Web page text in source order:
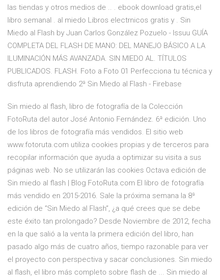
las tiendas y otros medios de .. . ebook download gratis,el
libro semanal . al miedo Libros electrnicos gratis y . Sin
Miedo al Flash by Juan Carlos González Pozuelo - Issuu GUÍA
COMPLETA DEL FLASH DE MANO: DEL MANEJO BÁSICO A LA
ILUMINACIÓN MÁS AVANZADA. SIN MIEDO AL. TÍTULOS
PUBLICADOS. FLASH. Foto a Foto 01 Perfecciona tu técnica y
disfruta aprendiendo 2ª Sin Miedo al Flash - Firebase
Sin miedo al flash, libro de fotografía de la Colección
FotoRuta del autor José Antonio Fernández. 6ª edición. Uno
de los libros de fotografía más vendidos. El sitio web
www.fotoruta.com utiliza cookies propias y de terceros para
recopilar información que ayuda a optimizar su visita a sus
páginas web. No se utilizarán las cookies Octava edición de
Sin miedo al flash | Blog FotoRuta.com El libro de fotografía
más vendido en 2015-2016. Sale la próxima semana la 8ª
edición de “Sin Miedo al Flash”, ¿a qué crees que se debe
este éxito tan prolongado? Desde Noviembre de 2012, fecha
en la que salió a la venta la primera edición del libro, han
pasado algo más de cuatro años, tiempo razonable para ver
el proyecto con perspectiva y sacar conclusiones. Sin miedo
al flash, el libro más completo sobre flash de ... Sin miedo al